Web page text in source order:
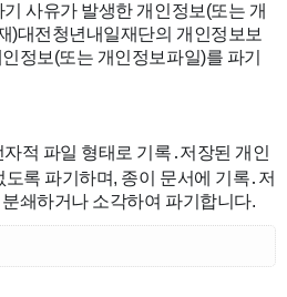
기 사유가 발생한 개인정보(또는 개
)대전청년내일재단의 개인정보보
정보(또는 개인정보파일)를 파기
자적 파일 형태로 기록․저장된 개인
록 파기하며, 종이 문서에 기록․저
쇄하거나 소각하여 파기합니다.